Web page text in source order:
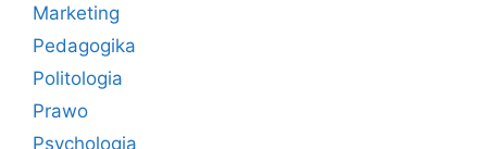
Marketing
Pedagogika
Politologia
Prawo
Psychologia